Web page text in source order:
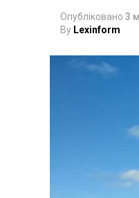
Опубліковано 3
By Lexinform